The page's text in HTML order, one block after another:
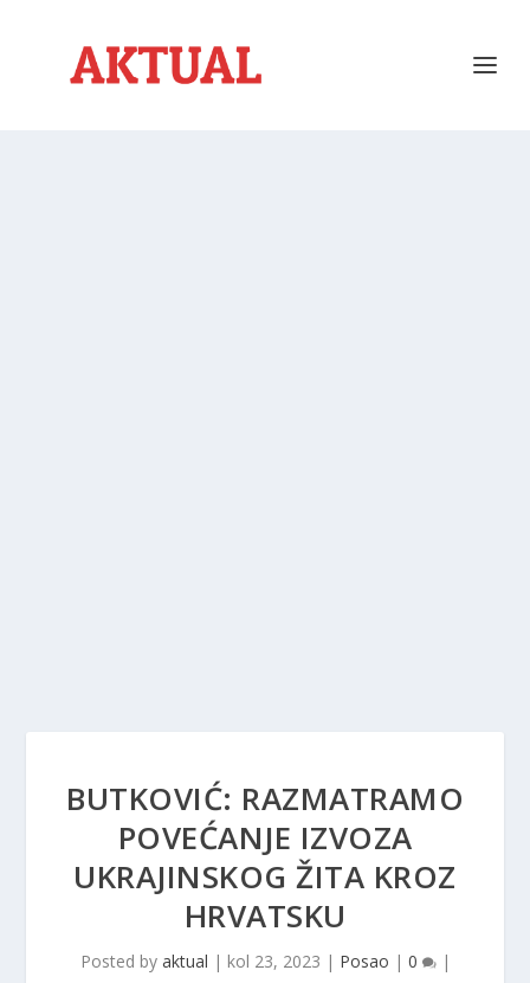
BUTKOVIĆ: RAZMATRAMO
POVEĆANJE IZVOZA
UKRAJINSKOG ŽITA KROZ
HRVATSKU
Posted by aktual | kol 23, 2023 | Posao | 0 |